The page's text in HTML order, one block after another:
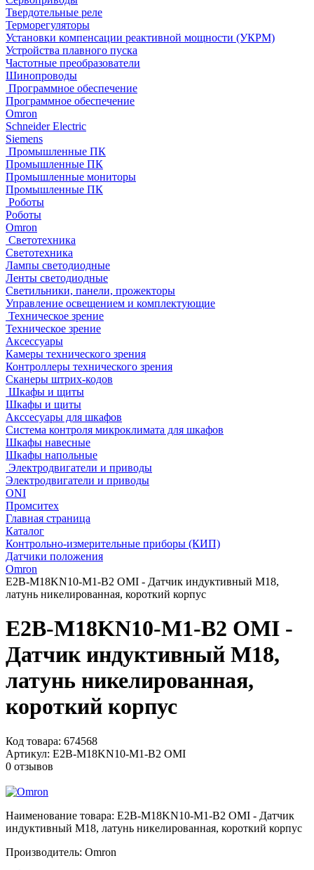
Твердотельные реле
Терморегуляторы
Установки компенсации реактивной мощности (УКРМ)
Устройства плавного пуска
Частотные преобразователи
Шинопроводы
Программное обеспечение
Программное обеспечение
Omron
Schneider Electric
Siemens
Промышленные ПК
Промышленные ПК
Промышленные мониторы
Промышленные ПК
Роботы
Роботы
Omron
Светотехника
Светотехника
Лампы светодиодные
Ленты светодиодные
Светильники, панели, прожекторы
Управление освещением и комплектующие
Техническое зрение
Техническое зрение
Аксессуары
Камеры технического зрения
Контроллеры технического зрения
Сканеры штрих-кодов
Шкафы и щиты
Шкафы и щиты
Акссесуары для шкафов
Система контроля микроклимата для шкафов
Шкафы навесные
Шкафы напольные
Электродвигатели и приводы
Электродвигатели и приводы
ONI
Промситех
Главная страница
Каталог
Контрольно-измерительные приборы (КИП)
Датчики положения
Omron
E2B-M18KN10-M1-B2 OMI - Датчик индуктивный M18,
латунь никелированная, короткий корпус
E2B-M18KN10-M1-B2 OMI -
Датчик индуктивный M18,
латунь никелированная,
короткий корпус
Код товара: 674568
Артикул: E2B-M18KN10-M1-B2 OMI
0 отзывов
Наименование товара: E2B-M18KN10-M1-B2 OMI - Датчик
индуктивный M18, латунь никелированная, короткий корпус
Производитель: Omron